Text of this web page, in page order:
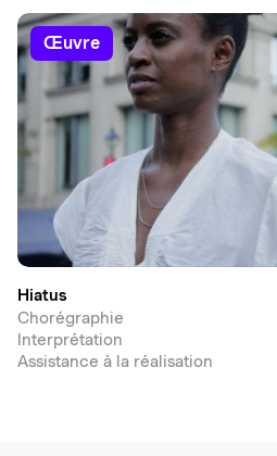
œuvre
Hiatus
Chorégraphie
Interprétation
Assistance à la réalisation